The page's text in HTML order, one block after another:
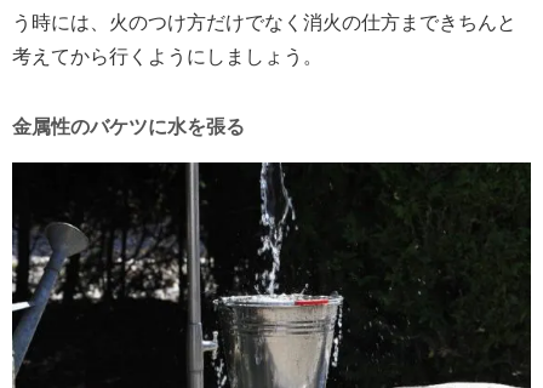
う時には、火のつけ方だけでなく消火の仕方まできちんと
考えてから行くようにしましょう。
金属性のバケツに水を張る